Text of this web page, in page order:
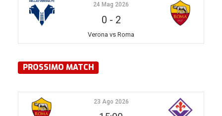
24 Mag 2026
0 - 2
Verona vs Roma
PROSSIMO MATCH
23 Ago 2026